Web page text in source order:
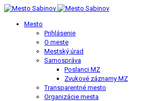
Mesto
Prihlásenie
O meste
Mestský úrad
Samospráva
Poslanci MZ
Zvukové záznamy MZ
Transparentné mesto
Organizácie mesta